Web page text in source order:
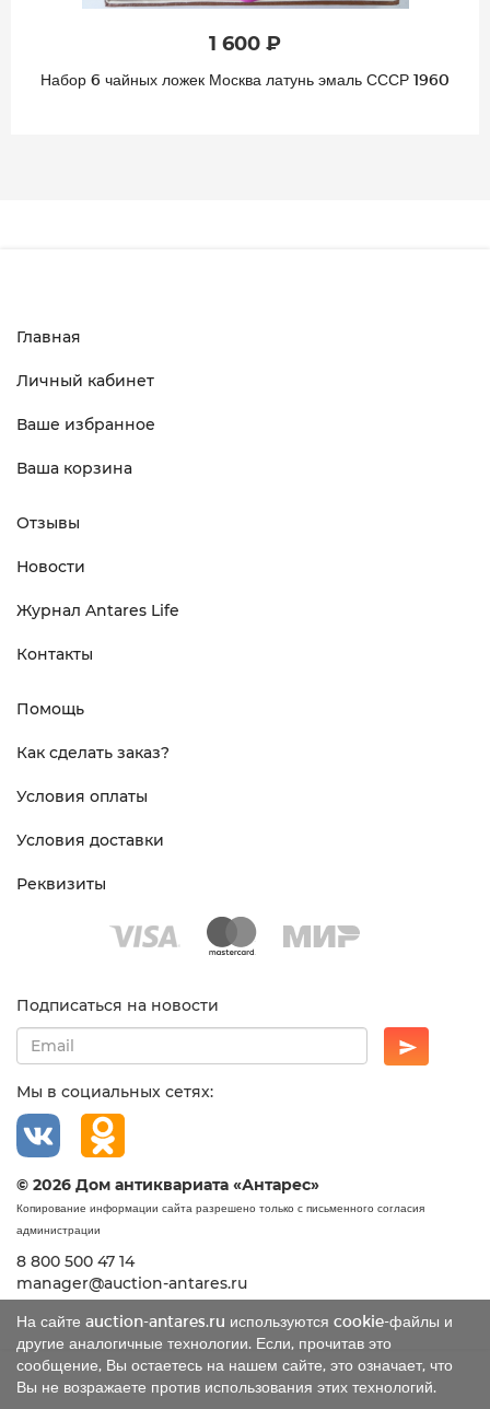
1 600 ₽
Набор 6 чайных ложек Москва латунь эмаль СССР 1960
На сайте auction-antares.ru используются cookie-файлы и
другие аналогичные технологии. Если, прочитав это
сообщение, Вы остаетесь на нашем сайте, это означает, что
Вы не возражаете против использования этих технологий.
Главная
Личный кабинет
Ваше избранное
Ваша корзина
Отзывы
Новости
Журнал Antares Life
Контакты
Помощь
Как сделать заказ?
Условия оплаты
Условия доставки
Реквизиты
Подписаться на новости
Мы в социальных сетях:
© 2026 Дом антиквариата «Антарес»
Копирование информации сайта разрешено только с письменного согласия
администрации
8 800 500 47 14
manager@auction-antares.ru